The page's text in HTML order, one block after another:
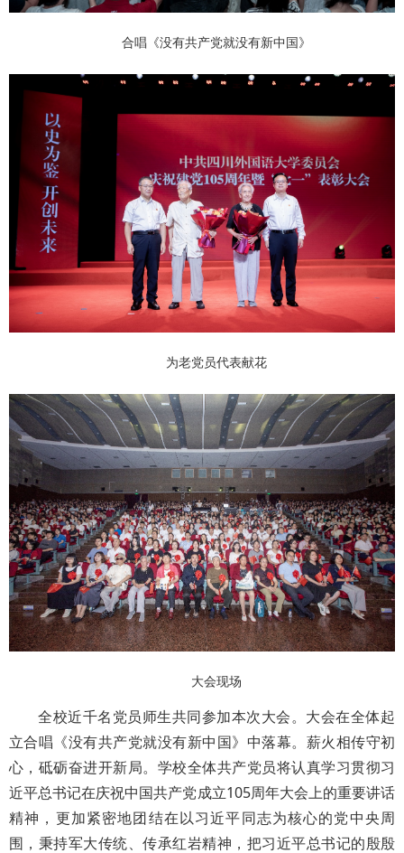
合唱《没有共产党就没有新中国》
为老党员代表献花
大会现场
全校近千名党员师生共同参加本次大会。大会在全体起
立合唱《没有共产党就没有新中国》中落幕。薪火相传守初
心，砥砺奋进开新局。学校全体共产党员将认真学习贯彻习
近平总书记在庆祝中国共产党成立105周年大会上的重要讲话
精神，更加紧密地团结在以习近平同志为核心的党中央周
围，秉持军大传统、传承红岩精神，把习近平总书记的殷殷